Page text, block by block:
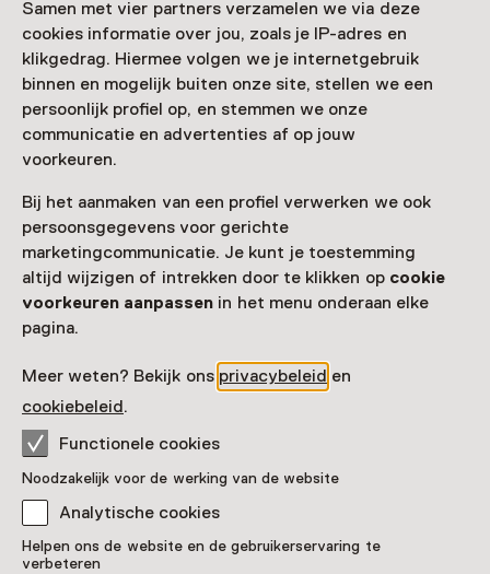
Samen met vier partners verzamelen we via deze
cookies informatie over jou, zoals je IP-adres en
klikgedrag. Hiermee volgen we je internetgebruik
binnen en mogelijk buiten onze site, stellen we een
persoonlijk profiel op, en stemmen we onze
communicatie en advertenties af op jouw
voorkeuren.
Bij het aanmaken van een profiel verwerken we ook
persoonsgegevens voor gerichte
marketingcommunicatie. Je kunt je toestemming
altijd wijzigen of intrekken door te klikken op cookie
voorkeuren aanpassen in het menu onderaan elke
pagina.
Meer weten? Bekijk ons privacybeleid en
cookiebeleid.
Functionele cookies
Noodzakelijk voor de werking van de website
Analytische cookies
Helpen ons de website en de gebruikerservaring te
verbeteren
Ga avonturen beleven
in de meivakantie
7 musea waardoor je school
even helemaal vergeet